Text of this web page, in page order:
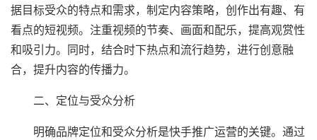
据目标受众的特点和需求，制定内容策略，创作出有趣、有
看点的短视频。注重视频的节奏、画面和配乐，提高观赏性
和吸引力。同时，结合时下热点和流行趋势，进行创意融
合，提升内容的传播力。
二、定位与受众分析
明确品牌定位和受众分析是快手推广运营的关键。通过